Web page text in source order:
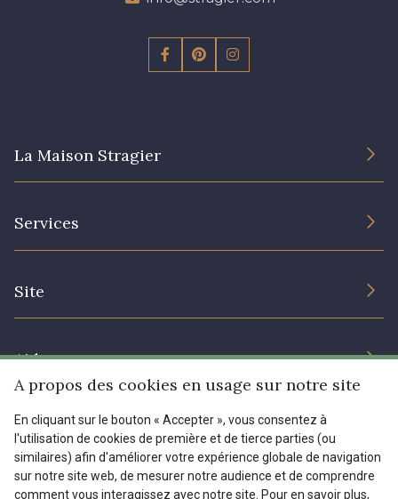
La Maison Stragier
Services
Site
Prix réduits
Magazine
Aide
Livraison : France, Belgique, International
Retours & réclamations
FAQ - Questions fréquentes
Menu
Tous nos tissus
A propos des cookies en usage sur notre site
En cliquant sur le bouton « Accepter », vous consentez à
l'utilisation de cookies de première et de tierce parties (ou
similaires) afin d'améliorer votre expérience globale de navigation
sur notre site web, de mesurer notre audience et de comprendre
comment vous interagissez avec notre site. Pour en savoir plus,